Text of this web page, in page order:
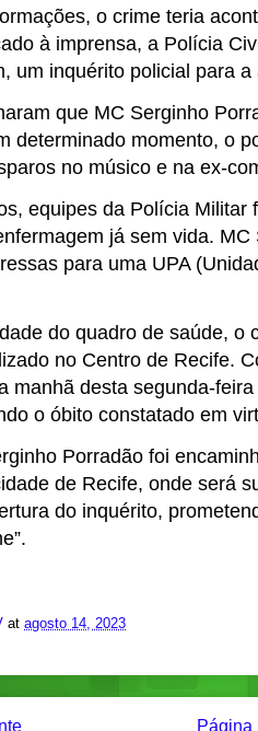
o crime teria
à imprensa, a Polícia
um inquérito policial para
que MC Serginho
determinado momento, o
no músico e na ex-
equipes da Polícia
já sem vida.
para uma UPA
do quadro de saúde, o
no Centro de Recife.
manhã desta segunda-
o óbito constatado em
Porradão foi
de Recife, onde será
do inquérito,
at agosto 14, 2023
Página